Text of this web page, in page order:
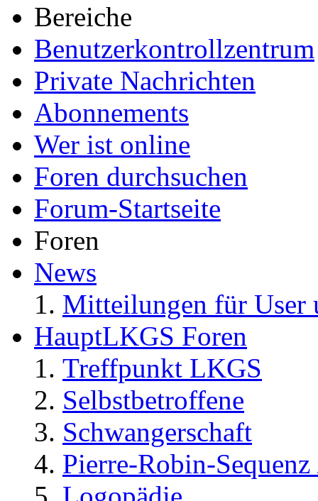
Bereiche
Benutzerkontrollzentrum
Private Nachrichten
Abonnements
Wer ist online
Foren durchsuchen
Forum-Startseite
Foren
News
Mitteilungen für User
HauptLKGS Foren
Treffpunkt LKGS
Selbstbetroffene
Schwangerschaft
Pierre-Robin-